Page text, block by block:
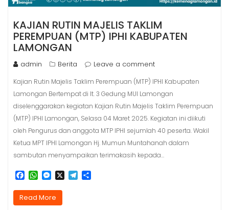
KAJIAN RUTIN MAJELIS TAKLIM
PEREMPUAN (MTP) IPHI KABUPATEN
LAMONGAN
admin Berita Leave a comment
Kajian Rutin Majelis Taklim Perempuan (MTP) IPHI Kabupaten
Lamongan Bertempat di lt. 3 Gedung MUI Lamongan
diselenggarakan kegiatan Kajian Rutin Majelis Taklim Perempuan
(MTP) IPHI Lamongan, Selasa 04 Maret 2025. Kegiatan ini diikuti
oleh Pengurus dan anggota MTP IPHI sejumlah 40 peserta. Wakil
Ketua MPT IPHI Lamongan Hj. Mumun Muntahanah dalam
sambutan menyampaikan terimakasih kepada…
c
e
W
a
t
M
s
s
X T
Read More